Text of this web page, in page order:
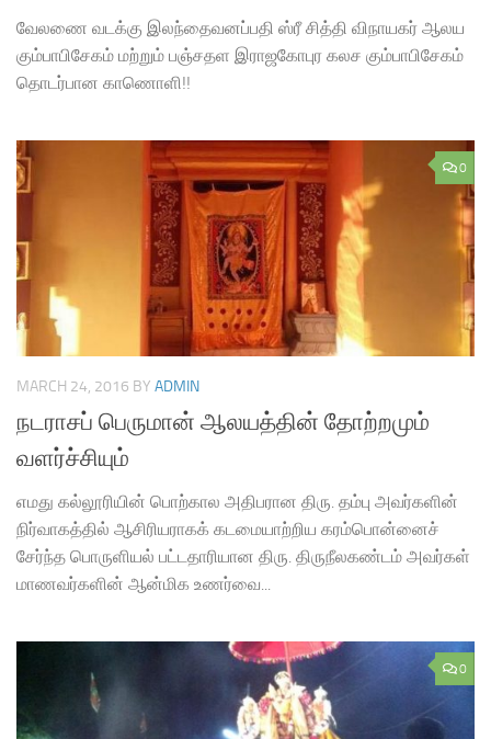
வேலணை வடக்கு இலந்தைவனப்பதி ஸ்ரீ சித்தி விநாயகர் ஆலய
கும்பாபிசேகம் மற்றும் பஞ்சதள இராஜகோபுர கலச கும்பாபிசேகம்
தொடர்பான காணொளி!!
0
MARCH 24, 2016 BY ADMIN
நடராசப் பெருமான் ஆலயத்தின் தோற்றமும்
வளர்ச்சியும்
எமது கல்லூரியின் பொற்கால அதிபரான திரு. தம்பு அவர்களின்
நிர்வாகத்தில் ஆசிரியராகக் கடமையாற்றிய கரம்பொன்னைச்
சேர்ந்த பொருளியல் பட்டதாரியான திரு. திருநீலகண்டம் அவர்கள்
மாணவர்களின் ஆன்மிக உணர்வை...
0